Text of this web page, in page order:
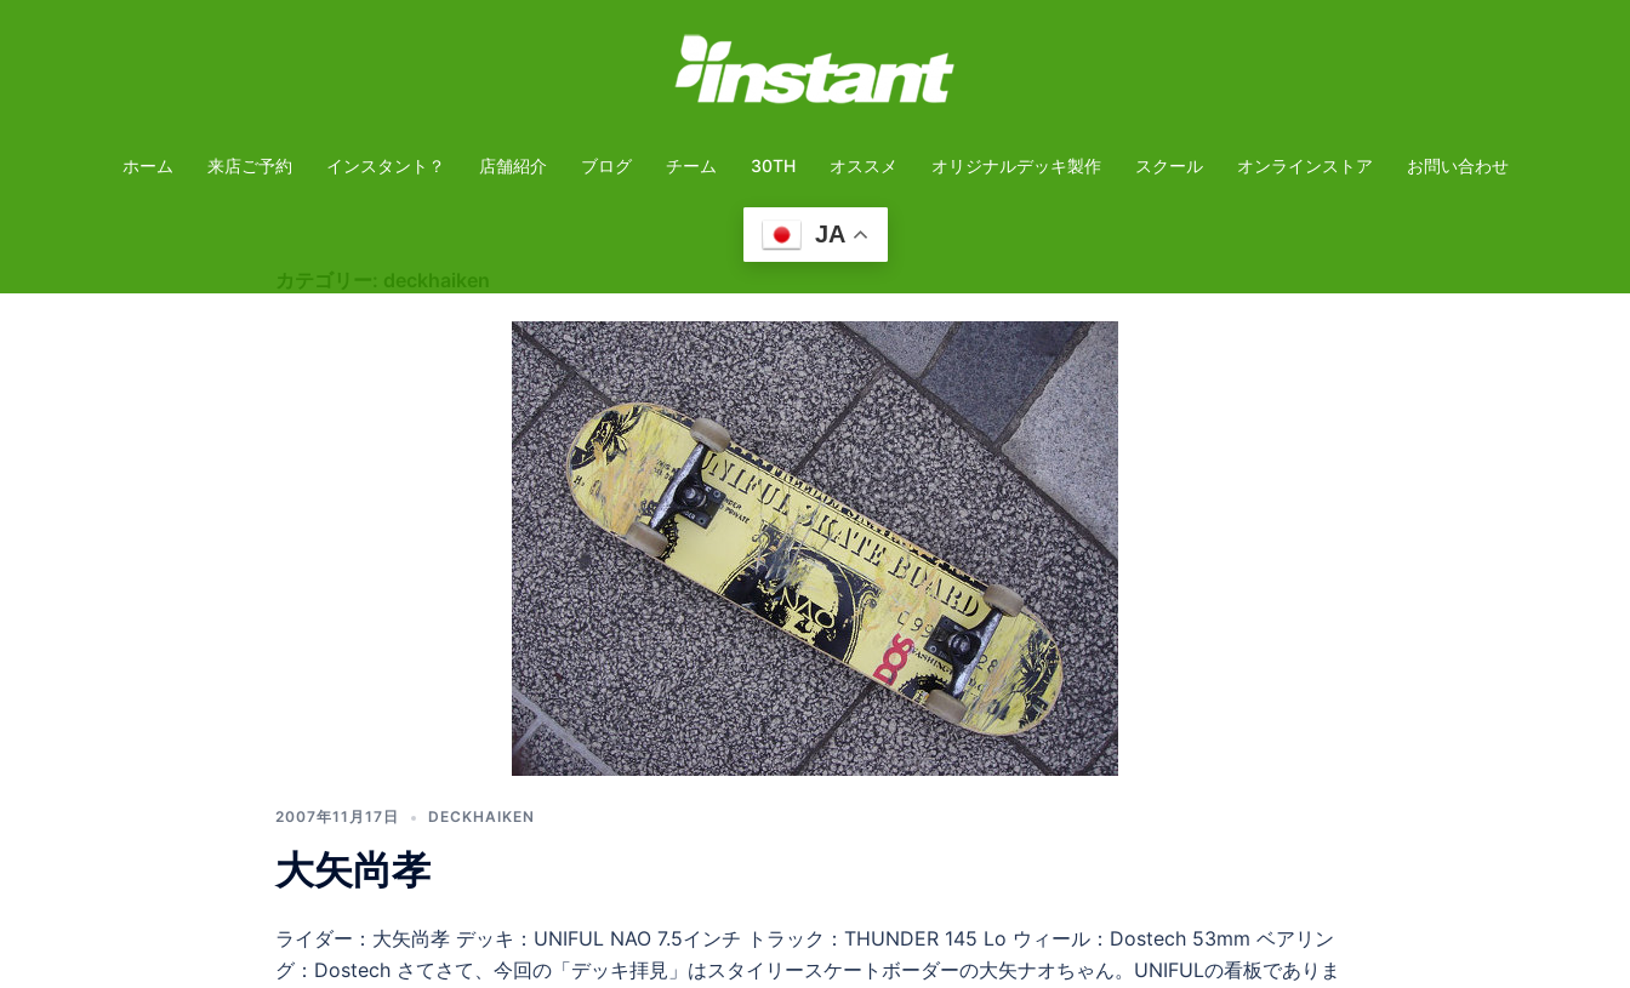
ホーム 来店ご予約 インスタント？ 店舗紹介 ブログ チーム 30TH オススメ オリジナルデッキ製作 スクール オンラインストア お問い合わせ
JA
カテゴリー: deckhaiken
2007年11月17日 DECKHAIKEN
大矢尚孝
ライダー：大矢尚孝 デッキ：UNIFUL NAO 7.5インチ トラック：THUNDER 145 Lo ウィール：Dostech 53mm ベアリン
グ：Dostech さてさて、今回の「デッキ拝見」はスタイリースケートボーダーの大矢ナオちゃん。UNIFULの看板でありま